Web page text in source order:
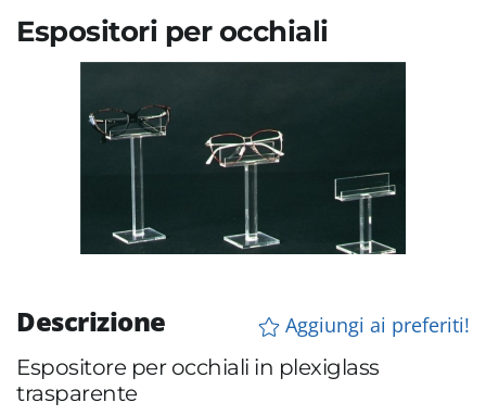
Espositori per occhiali
Descrizione
Aggiungi ai preferiti!
Espositore per occhiali in plexiglass
trasparente